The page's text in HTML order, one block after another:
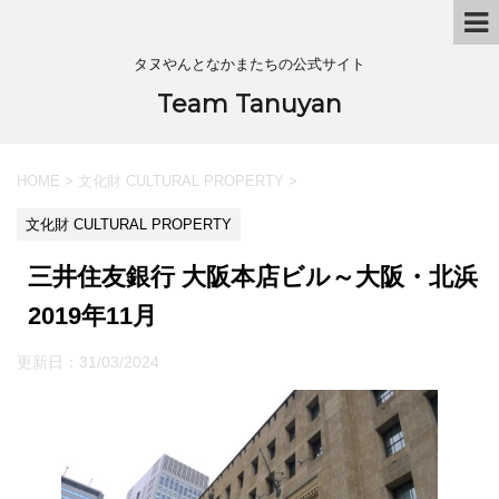
タヌやんとなかまたちの公式サイト
Team Tanuyan
HOME > 文化財 CULTURAL PROPERTY >
文化財 CULTURAL PROPERTY
三井住友銀行 大阪本店ビル～大阪・北浜
2019年11月
更新日： 31/03/2024